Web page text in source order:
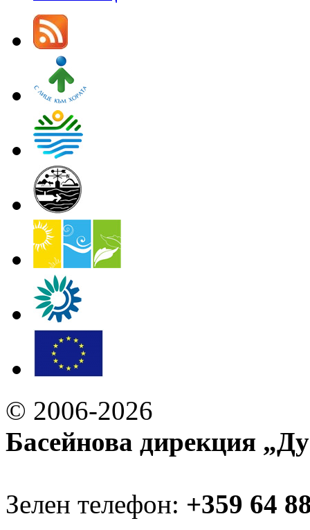
© 2006-2026
Басейнова дирекция
Зелен телефон: +359 64